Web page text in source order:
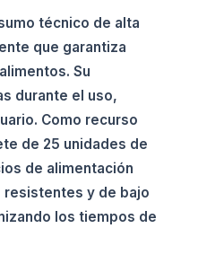
técnico de alta
que garantiza
Su
durante el uso,
Como recurso
de 25 unidades de
de alimentación
y de bajo
los tiempos de